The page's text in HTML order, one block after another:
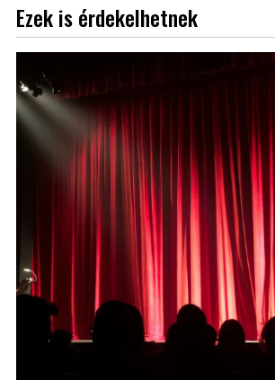
Ezek is érdekelhetnek